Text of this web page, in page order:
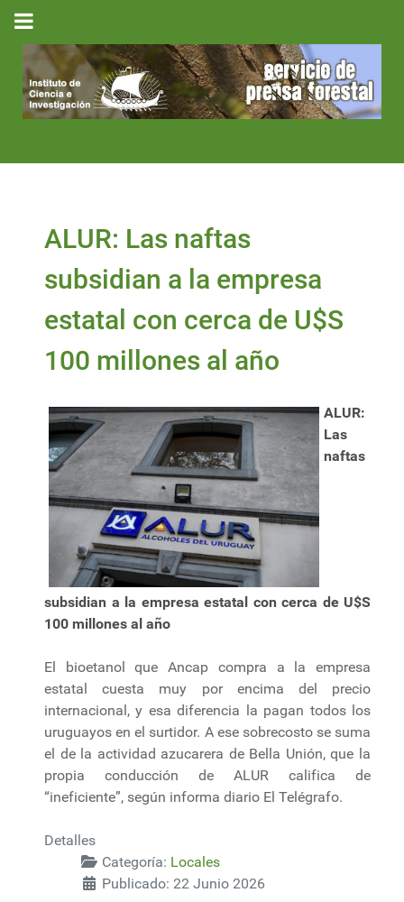
ALUR: Las naftas
subsidian a la empresa
estatal con cerca de U$S
100 millones al año
ALUR:
Las
naftas
subsidian a la empresa estatal con cerca de U$S
100 millones al año
El bioetanol que Ancap compra a la empresa
estatal cuesta muy por encima del precio
internacional, y esa diferencia la pagan todos los
uruguayos en el surtidor. A ese sobrecosto se suma
el de la actividad azucarera de Bella Unión, que la
propia conducción de ALUR califica de
“ineficiente”, según informa diario El Telégrafo.
Detalles
Categoría: Locales
Publicado: 22 Junio 2026